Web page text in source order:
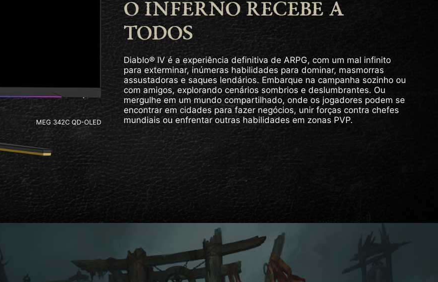
MEG 342C QD-OLED
O INFERNO RECEBE A
TODOS
Diablo® IV é a experiência definitiva de ARPG, com um mal infinito
para exterminar, inúmeras habilidades para dominar, masmorras
assustadoras e saques lendários. Embarque na campanha sozinho ou
com amigos, explorando cenários sombrios e deslumbrantes. Ou
mergulhe em um mundo compartilhado, onde os jogadores podem se
encontrar em cidades para fazer negócios, unir forças contra chefes
mundiais ou enfrentar outras habilidades em zonas PVP.